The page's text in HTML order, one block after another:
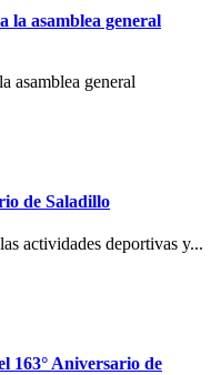
la asamblea general
asamblea general
de Saladillo
actividades deportivas y...
163° Aniversario de